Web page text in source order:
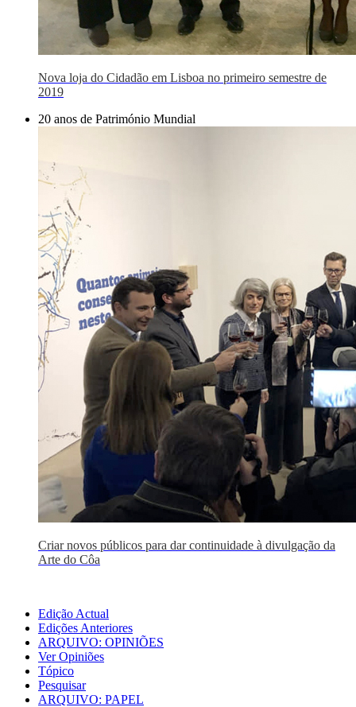
Nova loja do Cidadão em Lisboa no primeiro semestre de
2019
20 anos de Património Mundial
Criar novos públicos para dar continuidade à divulgação da
Arte do Côa
Edição Actual
Edições Anteriores
ARQUIVO: OPINIÕES
Ver Opiniões
Tópico
Pesquisar
ARQUIVO: PAPEL